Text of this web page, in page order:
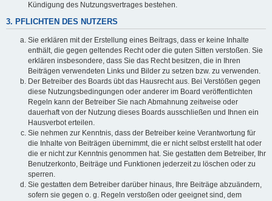
Kündigung des Nutzungsvertrages bestehen.
3. PFLICHTEN DES NUTZERS
Sie erklären mit der Erstellung eines Beitrags, dass er keine Inhalte
enthält, die gegen geltendes Recht oder die guten Sitten verstoßen. Sie
erklären insbesondere, dass Sie das Recht besitzen, die in Ihren
Beiträgen verwendeten Links und Bilder zu setzen bzw. zu verwenden.
Der Betreiber des Boards übt das Hausrecht aus. Bei Verstößen gegen
diese Nutzungsbedingungen oder anderer im Board veröffentlichten
Regeln kann der Betreiber Sie nach Abmahnung zeitweise oder
dauerhaft von der Nutzung dieses Boards ausschließen und Ihnen ein
Hausverbot erteilen.
Sie nehmen zur Kenntnis, dass der Betreiber keine Verantwortung für
die Inhalte von Beiträgen übernimmt, die er nicht selbst erstellt hat oder
die er nicht zur Kenntnis genommen hat. Sie gestatten dem Betreiber, Ihr
Benutzerkonto, Beiträge und Funktionen jederzeit zu löschen oder zu
sperren.
Sie gestatten dem Betreiber darüber hinaus, Ihre Beiträge abzuändern,
sofern sie gegen o. g. Regeln verstoßen oder geeignet sind, dem